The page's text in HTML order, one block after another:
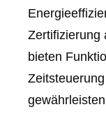
Zertifizierung
bieten